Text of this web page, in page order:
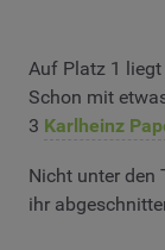
Auf Platz 1
Schon mit
3 Karlheinz
Nicht unter den
ihr